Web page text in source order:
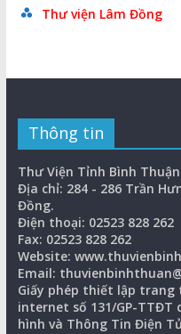
Thư viện Lâm Đồng
Thông tin
Thư Viện Tỉnh Bình Thuận
Địa chỉ: 284 - 286 Trần
Đồng.
Điện thoại: 02523 828 262
Fax: 02523 828 262
Website:
Email:
Giấy phép thiết lập
internet số 131/GP-TTĐT
hình và Thông Tin Điện